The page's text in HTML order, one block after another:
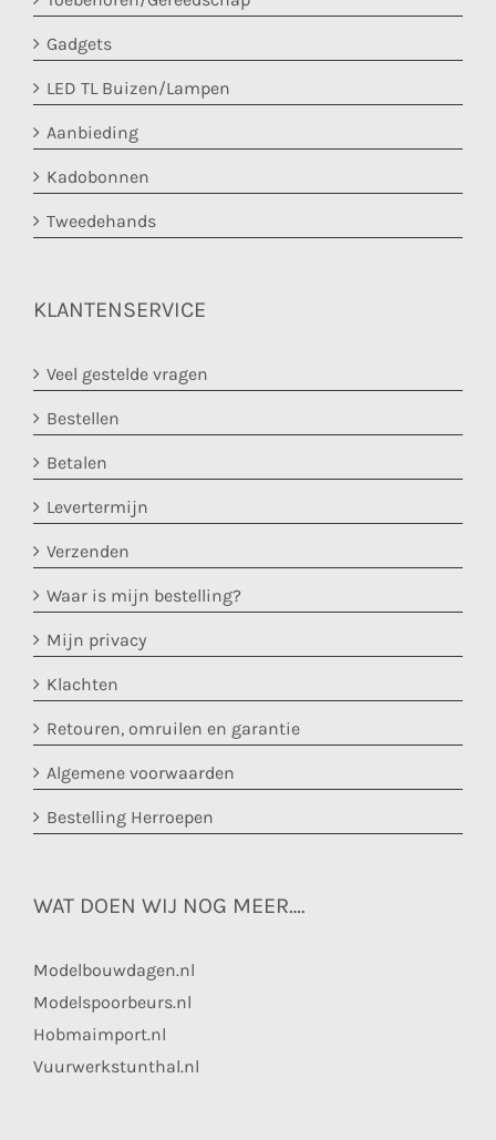
Gadgets
LED TL Buizen/Lampen
Aanbieding
Kadobonnen
Tweedehands
KLANTENSERVICE
Veel gestelde vragen
Bestellen
Betalen
Levertermijn
Verzenden
Waar is mijn bestelling?
Mijn privacy
Klachten
Retouren, omruilen en garantie
Algemene voorwaarden
Bestelling Herroepen
WAT DOEN WIJ NOG MEER….
Modelbouwdagen.nl
Modelspoorbeurs.nl
Hobmaimport.nl
Vuurwerkstunthal.nl